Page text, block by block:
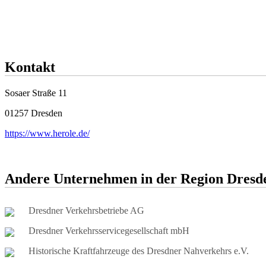
Kontakt
Sosaer Straße 11
01257 Dresden
https://www.herole.de/
Andere Unternehmen in der Region
Dresdner Verkehrsbetriebe AG
Dresdner Verkehrsservicegesellschaft mbH
Historische Kraftfahrzeuge des Dresdner Nahverkehrs e.V.